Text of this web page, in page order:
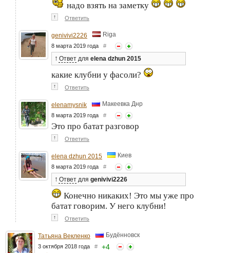
надо взять на заметку
↑ Ответить
genivivi2226 Riga
8 марта 2019 года #
↑ Ответ для elena dzhun 2015
какие клубни у фасоли?
↑ Ответить
elenamysnik Макеевка Днр
8 марта 2019 года #
Это про батат разговор
↑ Ответить
elena dzhun 2015 Киев
8 марта 2019 года #
↑ Ответ для genivivi2226
Конечно никаких! Это мы уже про
батат говорим. У него клубни!
↑ Ответить
Татьяна Векленко Будённовск
3 октября 2018 года # +4